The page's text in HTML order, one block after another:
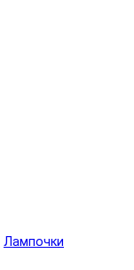
Лампочки